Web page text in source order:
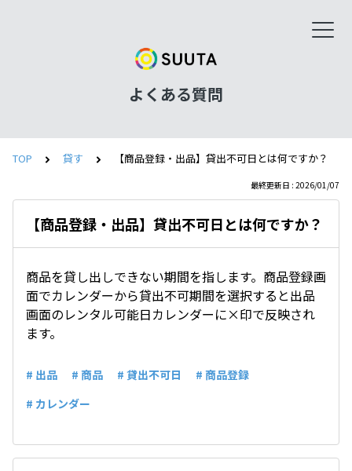
よくある質問
TOP 貸す 【商品登録・出品】貸出不可日とは何ですか？
最終更新日 : 2026/01/07
【商品登録・出品】貸出不可日とは何ですか？
商品を貸し出しできない期間を指します。商品登録画
面でカレンダーから貸出不可期間を選択すると出品
画面のレンタル可能日カレンダーに×印で反映され
ます。
# 出品 # 商品 # 貸出不可日
# 商品登録
# カレンダー